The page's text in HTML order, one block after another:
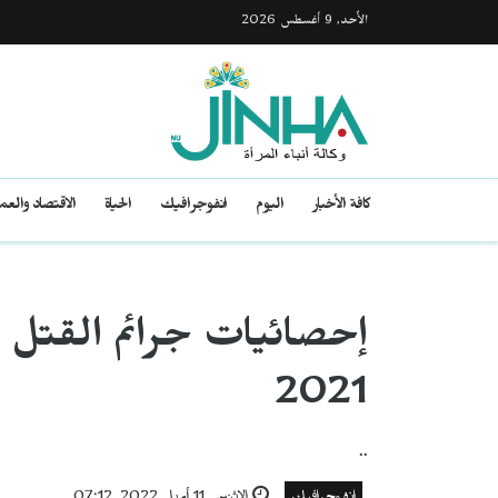
الأحد, 9 أغسطس 2026
كافة الأخبار اليوم انفوجرافيك الحياة الاقتصاد
إحصائيات جرائم القتل
2021
..